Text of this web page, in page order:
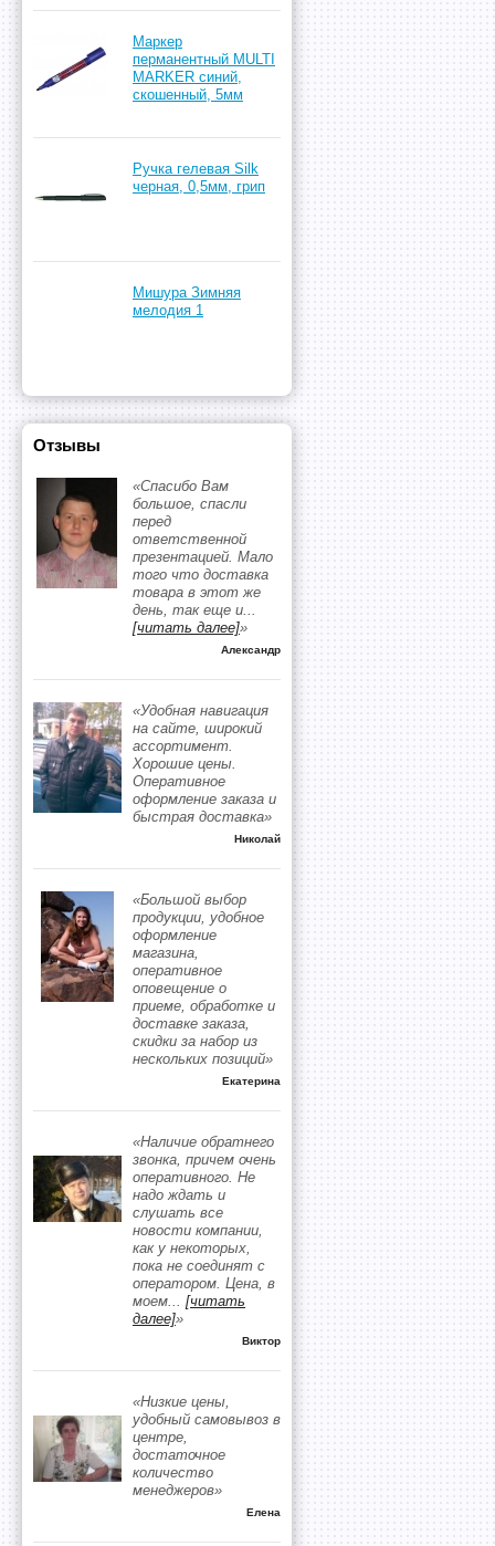
Маркер
перманентный MULTI
MARKER синий,
скошенный, 5мм
Ручка гелевая Silk
черная, 0,5мм, грип
Мишура Зимняя
мелодия 1
Отзывы
«Спасибо Вам
большое, спасли
перед
ответственной
презентацией. Мало
того что доставка
товара в этот же
день, так еще и...
[читать далее]»
Александр
«Удобная навигация
на сайте, широкий
ассортимент.
Хорошие цены.
Оперативное
оформление заказа и
быстрая доставка»
Николай
«Большой выбор
продукции, удобное
оформление
магазина,
оперативное
оповещение о
приеме, обработке и
доставке заказа,
скидки за набор из
нескольких позиций»
Екатерина
«Наличие обратнего
звонка, причем очень
оперативного. Не
надо ждать и
слушать все
новости компании,
как у некоторых,
пока не соединят с
оператором. Цена, в
моем... [читать
далее]»
Виктор
«Низкие цены,
удобный самовывоз в
центре,
достаточное
количество
менеджеров»
Елена